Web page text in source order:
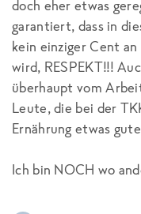
doch eher etwas
garantiert, dass in
kein einziger Cent
wird, RESPEKT!!!
überhaupt vom
Leute, die bei der
Ernährung etwas
Ich bin NOCH wo